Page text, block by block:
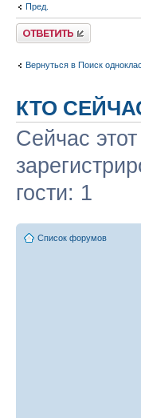
Пред.
Ответить
Вернуться в Поиск
КТО
Сейчас
гости: 1
Список форумов